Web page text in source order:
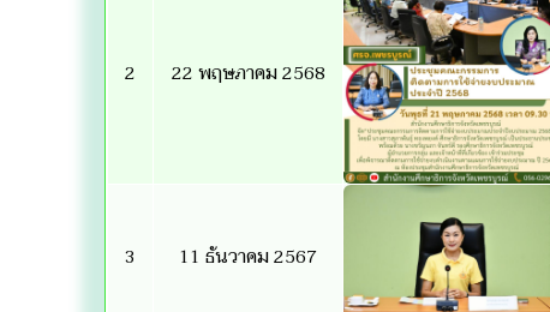
2 22 พฤษภาคม 2568
3 11 ธันวาคม 2567